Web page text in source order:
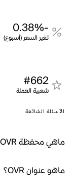
-0.38%
تغير السعر (أسبوع)
#662
شعبية العملة
الأسئلة الشائعة
ماهي محفظة OVR؟
ماهو عنوان OVR؟